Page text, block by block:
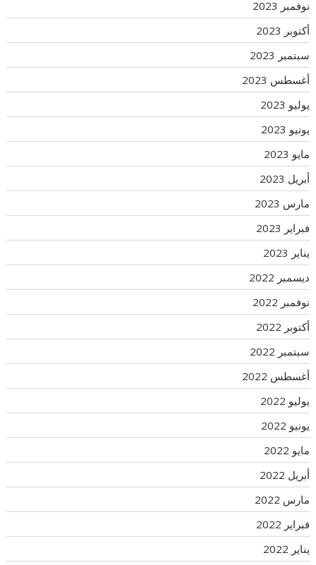
نوفمبر 2023
أكتوبر 2023
سبتمبر 2023
أغسطس 2023
يوليو 2023
يونيو 2023
مايو 2023
أبريل 2023
مارس 2023
فبراير 2023
يناير 2023
ديسمبر 2022
نوفمبر 2022
أكتوبر 2022
سبتمبر 2022
أغسطس 2022
يوليو 2022
يونيو 2022
مايو 2022
أبريل 2022
مارس 2022
فبراير 2022
يناير 2022